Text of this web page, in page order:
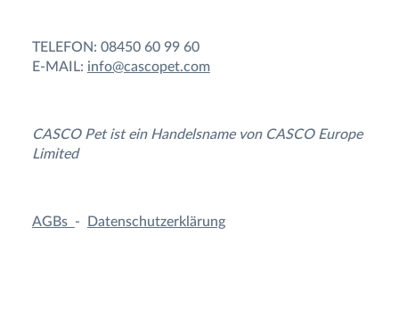
TELEFON: 08450 60 99 60
E-MAIL: info@cascopet.com
CASCO Pet ist ein Handelsname von CASCO Europe
Limited
AGBs - Datenschutzerklärung